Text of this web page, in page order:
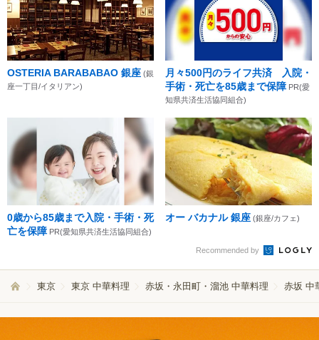
OSTERIA BARABABAO 銀座 (銀
座一丁目/イタリアン)
月々500円のライフ共済 入院・
手術・死亡を85歳まで保障 PR(愛
知県共済生活協同組合)
0歳から85歳まで入院・手術・死
亡を保障 PR(愛知県共済生活協同組合)
オー バカナル 銀座 (銀座/カフェ)
Recommended by
東京 東京 中華料理 赤坂・永田町・溜池 中華料理 赤坂 中